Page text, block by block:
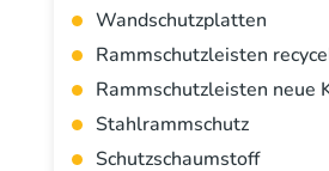
Wandschutzplatten
Rammschutzleisten
Rammschutzleisten neue
Stahlrammschutz
Schutzschaumstoff